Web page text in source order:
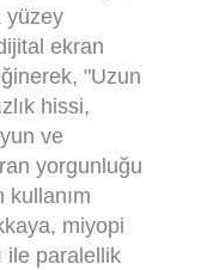
yüzey
ekran
"Uzun
hissi,
ve
yorgunluğu
kullanım
miyopi
ile paralellik